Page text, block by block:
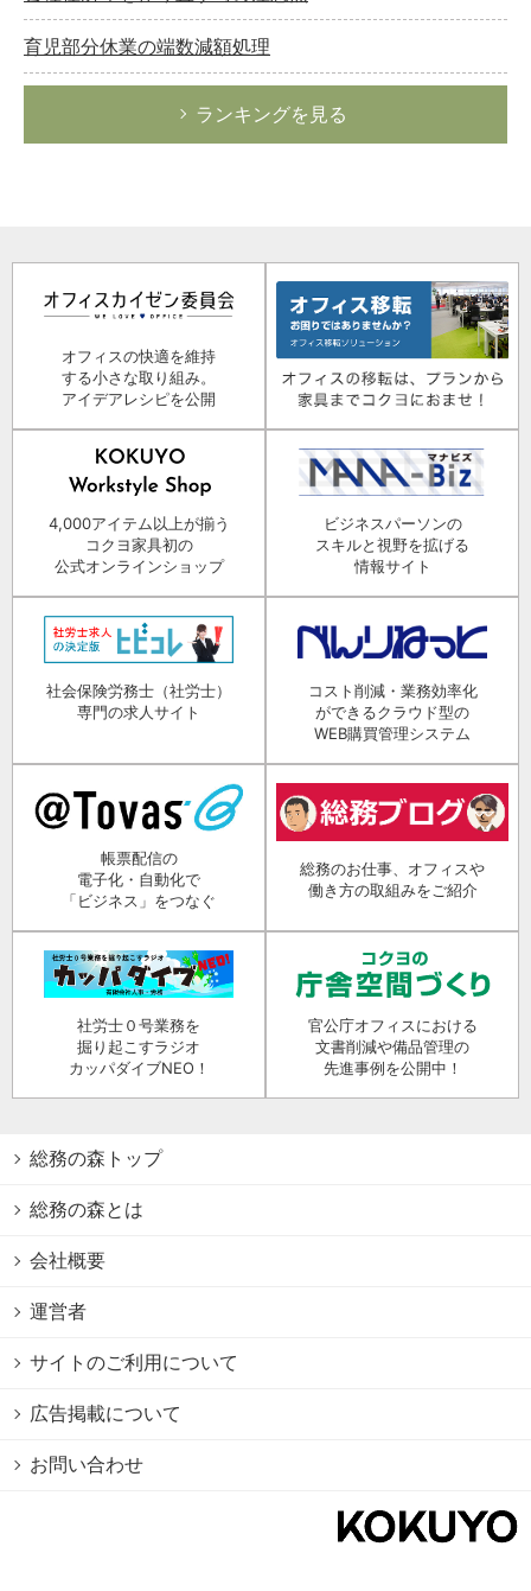
育児部分休業の端数減額処理
ランキングを見る
オフィスの快適を維持
する小さな取り組み。
アイデアレシピを公開
4,000アイテム以上が揃う
コクヨ家具初の
公式オンラインショップ
ビジネスパーソンの
スキルと視野を拡げる
情報サイト
社会保険労務士（社労士）
専門の求人サイト
コスト削減・業務効率化
ができるクラウド型の
WEB購買管理システム
帳票配信の
電子化・自動化で
「ビジネス」をつなぐ
総務のお仕事、オフィスや
働き方の取組みをご紹介
社労士０号業務を
掘り起こすラジオ
カッパダイブNEO！
官公庁オフィスにおける
文書削減や備品管理の
先進事例を公開中！
総務の森トップ
総務の森とは
会社概要
運営者
サイトのご利用について
広告掲載について
お問い合わせ